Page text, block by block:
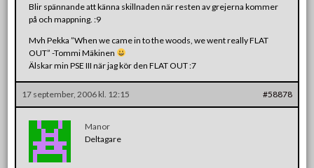
Blir spännande att känna skillnaden när resten av grejerna kommer
på och mappning. :9
Mvh Pekka ”When we came in to the woods, we went really FLAT
OUT” -Tommi Mäkinen
Älskar min PSE III när jag kör den FLAT OUT :7
17 september, 2006 kl. 12:15 #58878
Manor
Deltagare